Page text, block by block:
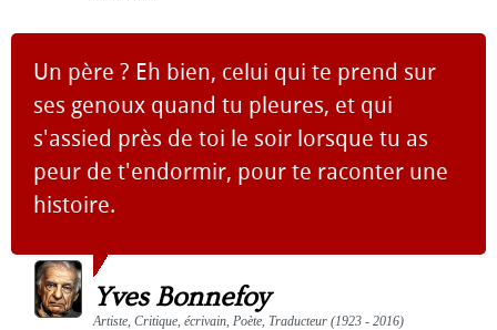
Un père ? Eh bien, celui qui te prend sur
ses genoux quand tu pleures, et qui
s'assied près de toi le soir lorsque tu as
peur de t'endormir, pour te raconter une
histoire.
Yves Bonnefoy
Artiste, Critique, écrivain, Poète, Traducteur (1923 - 2016)